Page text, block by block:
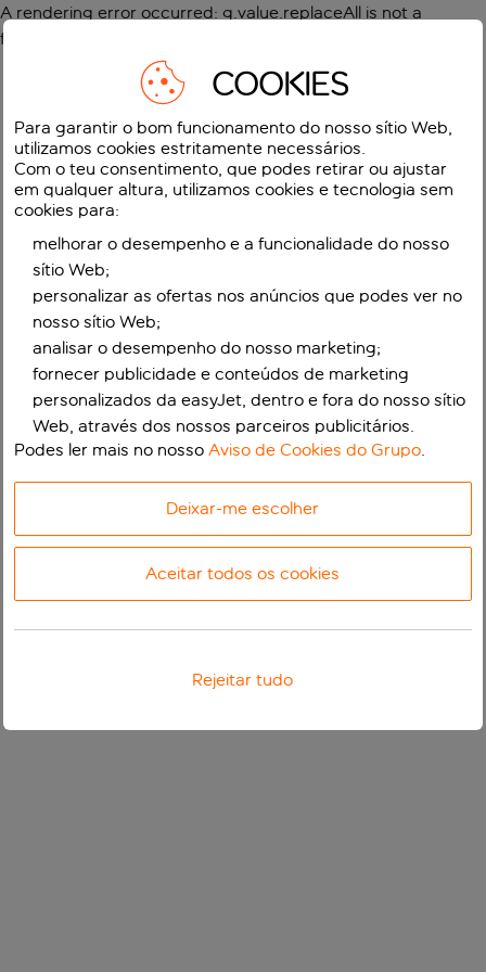
A rendering error occurred: g.value.replaceAll is not a
function
COOKIES
Para garantir o bom funcionamento do nosso sítio Web,
utilizamos cookies estritamente necessários.
Com o teu consentimento, que podes retirar ou ajustar
em qualquer altura, utilizamos cookies e tecnologia sem
cookies para:
melhorar o desempenho e a funcionalidade do nosso
sítio Web;
personalizar as ofertas nos anúncios que podes ver no
nosso sítio Web;
analisar o desempenho do nosso marketing;
fornecer publicidade e conteúdos de marketing
personalizados da easyJet, dentro e fora do nosso sítio
Web, através dos nossos parceiros publicitários.
Podes ler mais no nossoAviso de Cookies do Grupo.
Deixar-me escolher
Aceitar todos os cookies
Rejeitar tudo